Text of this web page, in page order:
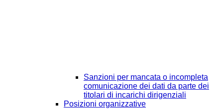
Sanzioni per mancata o incompleta
comunicazione dei dati da parte dei
titolari di incarichi dirigenziali
Posizioni organizzative